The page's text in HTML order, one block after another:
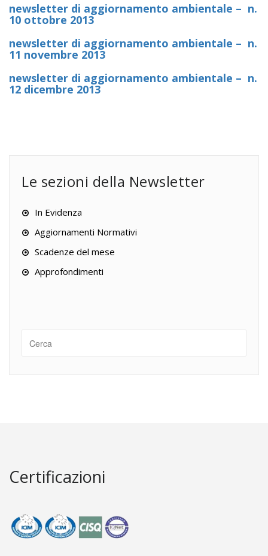
newsletter di aggiornamento ambientale – n.
10 ottobre 2013
newsletter di aggiornamento ambientale – n.
11 novembre 2013
newsletter di aggiornamento ambientale – n.
12 dicembre 2013
Le sezioni della Newsletter
In Evidenza
Aggiornamenti Normativi
Scadenze del mese
Approfondimenti
Certificazioni